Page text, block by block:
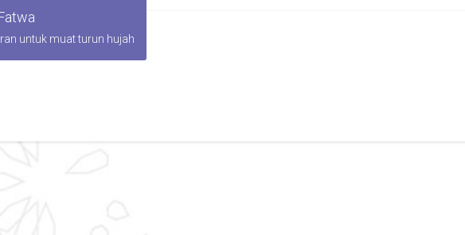
untuk muat turun hujah